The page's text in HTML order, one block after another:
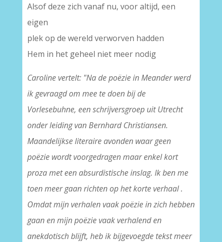
Alsof deze zich vanaf nu, voor altijd, een
eigen
plek op de wereld verworven hadden
Hem in het geheel niet meer nodig
Caroline vertelt: "Na de poëzie in Meander werd
ik gevraagd om mee te doen bij de
Vorlesebuhne, een schrijversgroep uit Utrecht
onder leiding van Bernhard Christiansen.
Maandelijkse literaire avonden waar geen
poëzie wordt voorgedragen maar enkel kort
proza met een absurdistische inslag. Ik ben me
toen meer gaan richten op het korte verhaal .
Omdat mijn verhalen vaak poëzie in zich hebben
gaan en mijn poëzie vaak verhalend en
anekdotisch blijft, heb ik bijgevoegde tekst meer